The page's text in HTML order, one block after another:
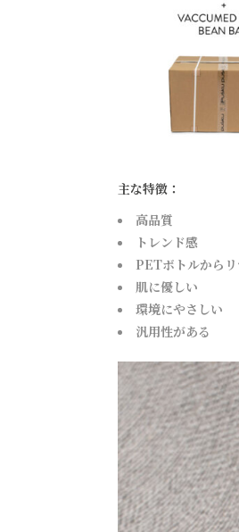
主な特徴：
高品質
トレンド感
PETボトルから
肌に優しい
環境にやさしい
汎用性がある